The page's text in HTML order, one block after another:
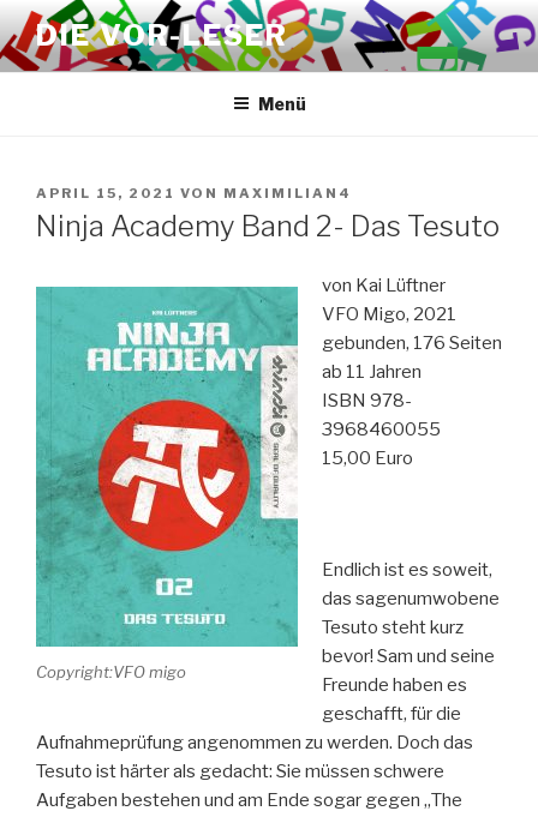
Zum
Inhalt
springen
DIE VOR-LESER
Menü
VERÖFFENTLICHT
AM
APRIL 15, 2021 VON MAXIMILIAN4
Ninja Academy Band 2- Das Tesuto
Copyright:VFO migo
von Kai Lüftner
VFO Migo, 2021
gebunden, 176 Seiten
ab 11 Jahren
ISBN 978-
3968460055
15,00 Euro
Endlich ist es soweit,
das sagenumwobene
Tesuto steht kurz
bevor! Sam und seine
Freunde haben es
geschafft, für die
Aufnahmeprüfung angenommen zu werden. Doch das
Tesuto ist härter als gedacht: Sie müssen schwere
Aufgaben bestehen und am Ende sogar gegen „The